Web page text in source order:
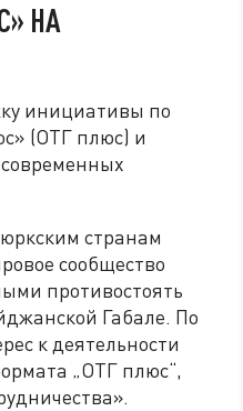
НА
инициативы по
(ОТГ плюс) и
странам
сообщество
противостоять
Габале. По
к деятельности
„ОТГ плюс“,